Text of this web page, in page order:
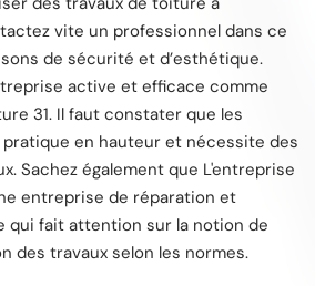
vite un professionnel dans ce
de sécurité et d’esthétique.
active et efficace comme
31. Il faut constater que les
en hauteur et nécessite des
Sachez également que L'entreprise
entreprise de réparation et
qui fait attention sur la notion de
des travaux selon les normes.